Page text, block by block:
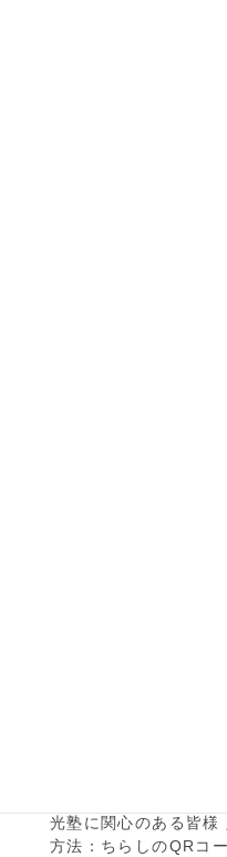
光塾に関心のある皆
方法：ちらしのQRコ